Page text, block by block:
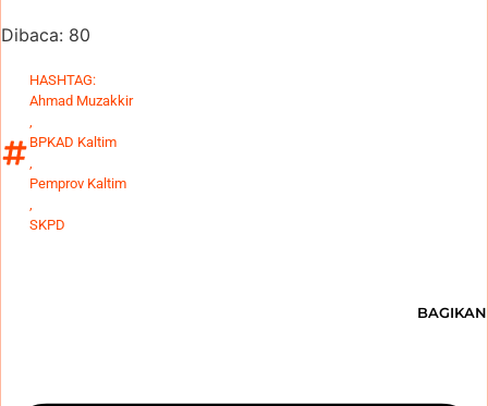
Dibaca: 80
HASHTAG:
Ahmad Muzakkir
,
BPKAD Kaltim
,
Pemprov Kaltim
,
SKPD
BAGIKAN